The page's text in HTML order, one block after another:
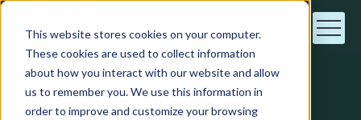
This website stores cookies on your computer.
These cookies are used to collect information
about how you interact with our website and allow
us to remember you. We use this information in
order to improve and customize your browsing